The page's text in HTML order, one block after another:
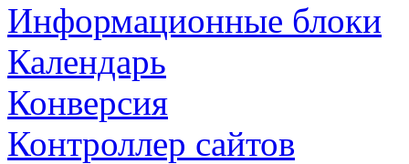
Информационные блоки
Календарь
Конверсия
Контроллер сайтов